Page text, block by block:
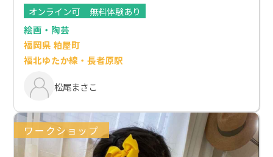
オンライン可
無料体験あり
絵画・陶芸
福岡県 粕屋町
福北ゆたか線・長者原駅
松尾まさこ
ワークショップ